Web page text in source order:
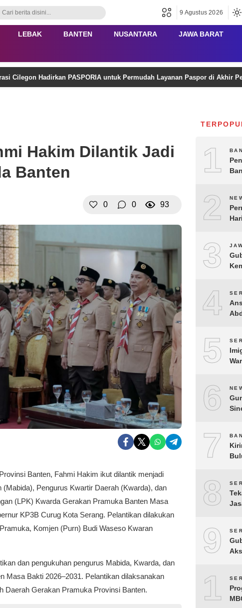
9 Agustus 2026
LEBAK BANTEN NUSANTARA JAWA BARAT
Cilegon Hadirkan PASPORIA untuk Permudah Layanan Paspor di Akhir
Hakim Dilantik Jadi
Banten
0 0 93
Banten, Fahmi Hakim ikut dilantik menjadi
Pengurus Kwartir Daerah (Kwarda), dan
(LPK) Kwarda Gerakan Pramuka Banten Masa
KP3B Curug Kota Serang. Pelantikan dilakukan
Komjen (Purn) Budi Waseso Kwaran
dan pengukuhan pengurus Mabida, Kwarda, dan
Masa Bakti 2026–2031. Pelantikan dilaksanakan
Daerah Gerakan Pramuka Provinsi Banten.
1
2
3
4
5
6
7
8
9
10